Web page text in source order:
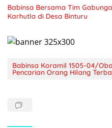
Babinsa Bersama Tim
Karhutla di Desa Binturu
Babinsa Koramil 1505-04/
Pencarian Orang Hilang